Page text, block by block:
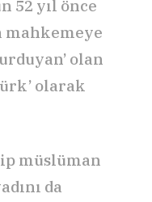
52 yıl önce
mahkemeye
olan
olarak
müslüman
da